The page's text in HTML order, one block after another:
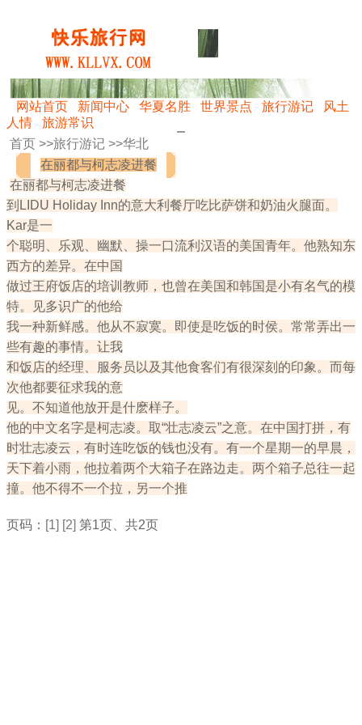
网站首页 新闻中心 华夏名胜 世界景点 旅行游记
风土
人情
旅游常识
首页 >>旅行游记 >>华北
在丽都与柯志凌进餐
在丽都与柯志凌进餐
到LIDU Holiday Inn的意大利餐厅吃比萨饼和奶油火腿面。
Kar是一
个聪明、乐观、幽默、操一口流利汉语的美国青年。他熟知东
西方的差异。在中国
做过王府饭店的培训教师，也曾在美国和韩国是小有名气的模
特。见多识广的他给
我一种新鲜感。他从不寂寞。即使是吃饭的时侯。常常弄出一
些有趣的事情。让我
和饭店的经理、服务员以及其他食客们有很深刻的印象。而每
次他都要征求我的意
见。不知道他放开是什麽样子。
他的中文名字是柯志凌。取“壮志凌云”之意。在中国打拼，有
时壮志凌云，有时连吃饭的钱也没有。有一个星期一的早晨，
天下着小雨，他拉着两个大箱子在路边走。两个箱子总往一起
撞。他不得不一个拉，另一个推
页码： [1] [2] 第1页、共2页